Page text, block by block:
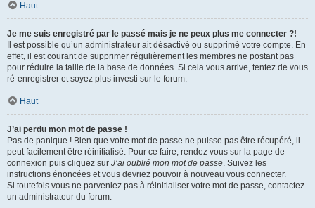
Haut
Je me suis enregistré par le passé mais je ne peux plus me connecter ?!
Il est possible qu’un administrateur ait désactivé ou supprimé votre compte. En
effet, il est courant de supprimer régulièrement les membres ne postant pas
pour réduire la taille de la base de données. Si cela vous arrive, tentez de vous
ré-enregistrer et soyez plus investi sur le forum.
Haut
J’ai perdu mon mot de passe !
Pas de panique ! Bien que votre mot de passe ne puisse pas être récupéré, il
peut facilement être réinitialisé. Pour ce faire, rendez vous sur la page de
connexion puis cliquez sur J’ai oublié mon mot de passe. Suivez les
instructions énoncées et vous devriez pouvoir à nouveau vous connecter.
Si toutefois vous ne parveniez pas à réinitialiser votre mot de passe, contactez
un administrateur du forum.